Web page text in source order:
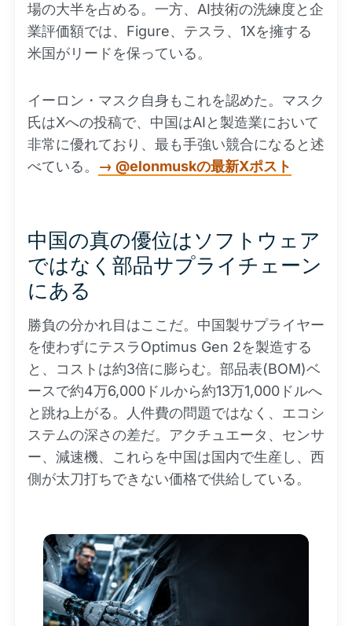
場の大半を占める。一方、AI技術の洗練度と企
業評価額では、Figure、テスラ、1Xを擁する
米国がリードを保っている。
イーロン・マスク自身もこれを認めた。マスク
氏はXへの投稿で、中国はAIと製造業において
非常に優れており、最も手強い競合になると述
べている。 → @elonmuskの最新Xポスト
中国の真の優位はソフトウェア
ではなく部品サプライチェーン
にある
勝負の分かれ目はここだ。中国製サプライヤー
を使わずにテスラOptimus Gen 2を製造する
と、コストは約3倍に膨らむ。部品表(BOM)ベ
ースで約4万6,000ドルから約13万1,000ドルへ
と跳ね上がる。人件費の問題ではなく、エコシ
ステムの深さの差だ。アクチュエータ、センサ
ー、減速機、これらを中国は国内で生産し、西
側が太刀打ちできない価格で供給している。